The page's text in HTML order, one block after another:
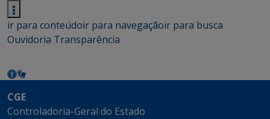
ir para conteúdoir para navegaçãoir para busca
Ouvidoria Transparência
CGE
Controladoria-Geral do Estado